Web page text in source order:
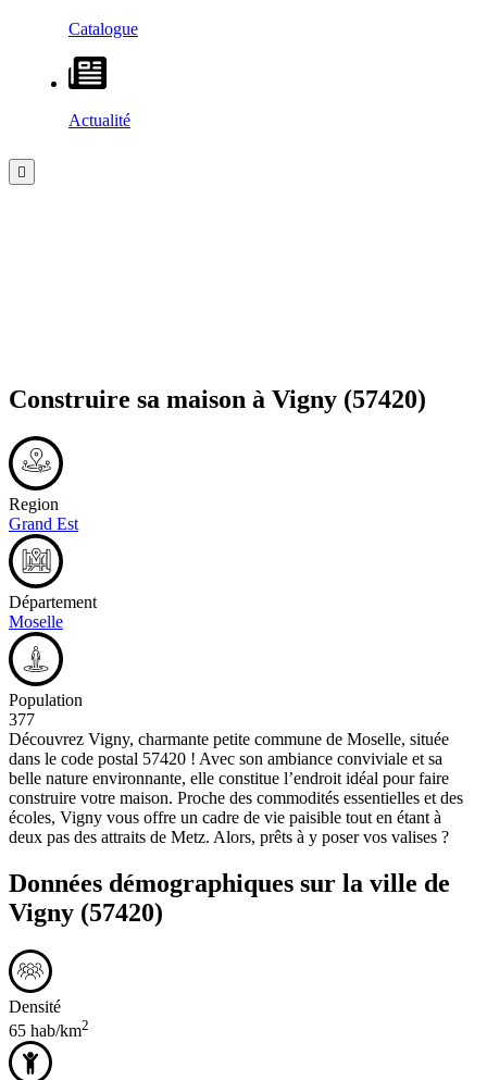
Catalogue
Actualité
Construire sa maison à Vigny (57420)
Region
Grand Est
Département
Moselle
Population
377
Découvrez Vigny, charmante petite commune de Moselle, située
dans le code postal 57420 ! Avec son ambiance conviviale et sa
belle nature environnante, elle constitue l’endroit idéal pour faire
construire votre maison. Proche des commodités essentielles et des
écoles, Vigny vous offre un cadre de vie paisible tout en étant à
deux pas des attraits de Metz. Alors, prêts à y poser vos valises ?
Données démographiques sur la ville de
Vigny (57420)
Densité
65 hab/km2